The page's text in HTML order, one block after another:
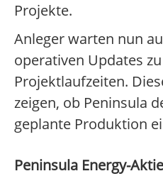
Projekte.
Anleger warten nun
operativen Updates
Projektlaufzeiten.
zeigen, ob Peninsula
geplante Produktion
Peninsula Energy-